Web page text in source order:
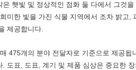
은 햇빛 및 정상적인 점화 둘 다에서 그것
미한 빛을 가진 식물 지역에서 조차 밝고
제공합니다.
475개의 분야 전달자로 기준으로 제공
. 도표, 도표, 계기 및 제품 심상은 중요한